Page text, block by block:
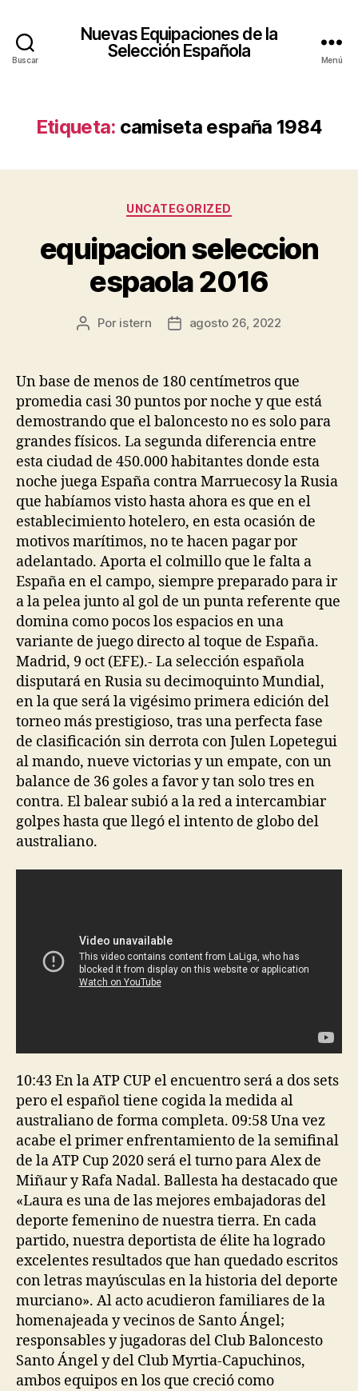
Buscar
Nuevas Equipaciones de la
Selección Española
Menú
Etiqueta: camiseta españa 1984
Categorías
UNCATEGORIZED
equipacion seleccion
espaola 2016
Autor
entrada
Por istern
Fecha
entrada
agosto 26, 2022
Un base de menos de 180 centímetros que
promedia casi 30 puntos por noche y que está
demostrando que el baloncesto no es solo para
grandes físicos. La segunda diferencia entre
esta ciudad de 450.000 habitantes donde esta
noche juega España contra Marruecosy la Rusia
que habíamos visto hasta ahora es que en el
establecimiento hotelero, en esta ocasión de
motivos marítimos, no te hacen pagar por
adelantado. Aporta el colmillo que le falta a
España en el campo, siempre preparado para ir
a la pelea junto al gol de un punta referente que
domina como pocos los espacios en una
variante de juego directo al toque de España.
Madrid, 9 oct (EFE).- La selección española
disputará en Rusia su decimoquinto Mundial,
en la que será la vigésimo primera edición del
torneo más prestigioso, tras una perfecta fase
de clasificación sin derrota con Julen Lopetegui
al mando, nueve victorias y un empate, con un
balance de 36 goles a favor y tan solo tres en
contra. El balear subió a la red a intercambiar
golpes hasta que llegó el intento de globo del
australiano.
10:43 En la ATP CUP el encuentro será a dos sets
pero el español tiene cogida la medida al
australiano de forma completa. 09:58 Una vez
acabe el primer enfrentamiento de la semifinal
de la ATP Cup 2020 será el turno para Alex de
Miñaur y Rafa Nadal. Ballesta ha destacado que
«Laura es una de las mejores embajadoras del
deporte femenino de nuestra tierra. En cada
partido, nuestra deportista de élite ha logrado
excelentes resultados que han quedado escritos
con letras mayúsculas en la historia del deporte
murciano». Al acto acudieron familiares de la
homenajeada y vecinos de Santo Ángel;
responsables y jugadoras del Club Baloncesto
Santo Ángel y del Club Myrtia-Capuchinos,
ambos equipos en los que creció como